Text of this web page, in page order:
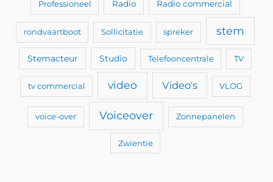
Professioneel Radio Radio commercial
rondvaartboot Sollicitatie spreker stem
Stemacteur Studio Telefooncentrale TV
tv commercial video Video's VLOG
voice-over Voiceover Zonnepanelen
Zwientie